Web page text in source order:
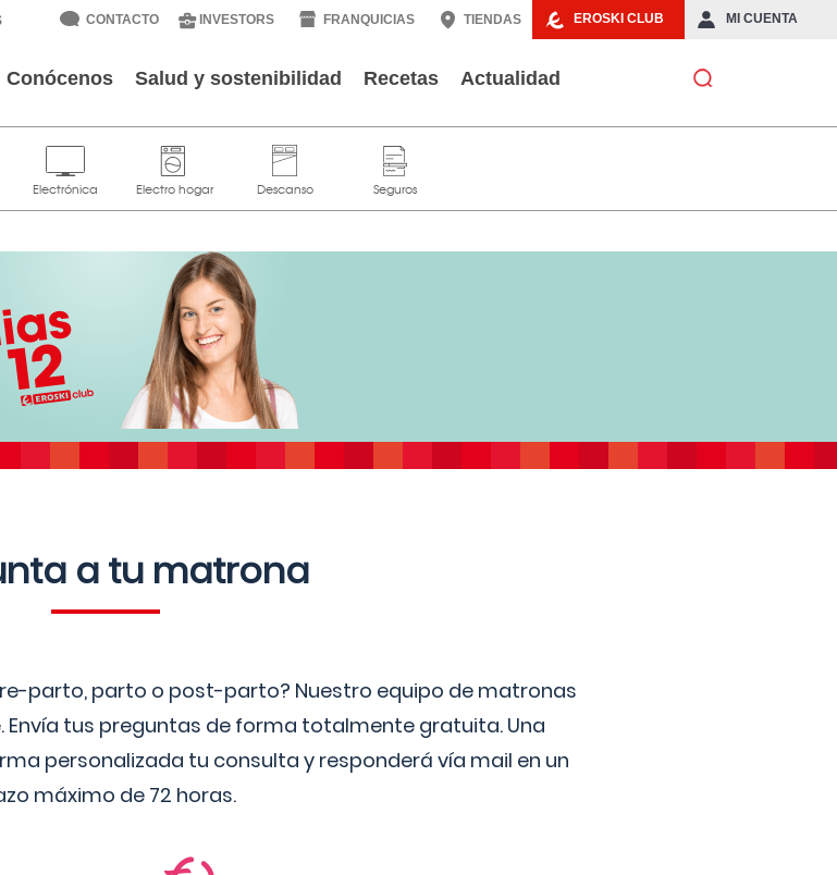
EROSKI CLUB MI CUENTA
CONTACTO INVESTORS FRANQUICIAS TIENDAS
Conócenos Salud y sostenibilidad Recetas Actualidad
a tu matrona
parto, parto o post-parto? Nuestro equipo de matronas
tus preguntas de forma totalmente gratuita. Una
personalizada tu consulta y responderá vía mail en un
máximo de 72 horas.